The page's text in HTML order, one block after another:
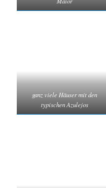
ganz viele Häuser mit den
typischen Azulejos